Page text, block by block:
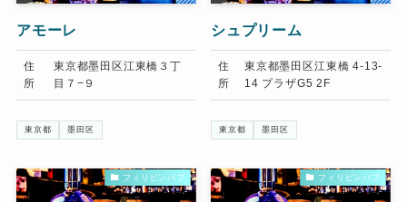
アモーレ
住
所
東京都墨田区江東橋３丁
目７−９
東京都 墨田区
シュプリーム
住
所
東京都墨田区江東橋 4-13-
14 プラザG5 2F
東京都 墨田区
フィリピンパブ フィリピンパブ